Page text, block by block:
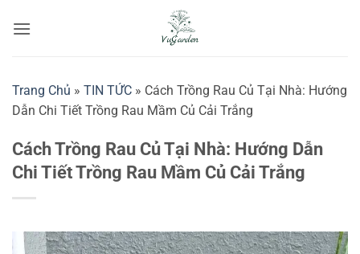
qua
Trang Chủ » TIN TỨC » Cách Trồng Rau Củ Tại Nhà: Hướng
Dẫn Chi Tiết Trồng Rau Mầm Củ Cải Trắng
Cách Trồng Rau Củ Tại Nhà: Hướng Dẫn
Chi Tiết Trồng Rau Mầm Củ Cải Trắng